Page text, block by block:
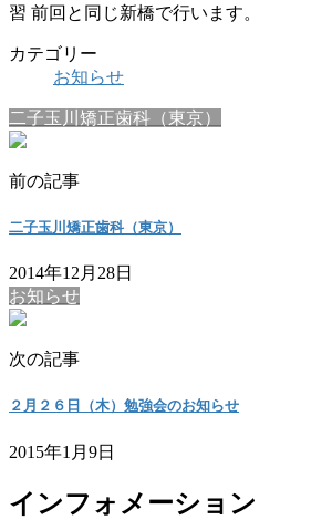
習 前回と同じ新橋で行います。
カテゴリー
お知らせ
二子玉川矯正歯科（東京）
前の記事
二子玉川矯正歯科（東京）
2014年12月28日
お知らせ
次の記事
２月２６日（木）勉強会のお知らせ
2015年1月9日
インフォメーション